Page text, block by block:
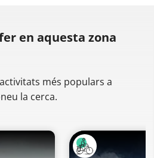
en aquesta zona
més populars a
la cerca.